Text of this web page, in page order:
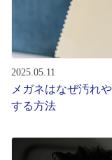
2025.05.11
メガネはなぜ汚れ
する方法